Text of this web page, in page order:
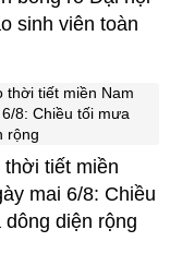
sinh viên toàn
thời tiết miền
mai 6/8: Chiều
diện rộng